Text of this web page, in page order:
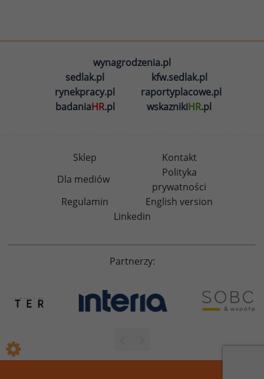
wynagrodzenia.pl
sedlak.pl
kfw.sedlak.pl
rynekpracy.pl
raportyplacowe.pl
badaniaHR.pl wskaznikiHR.pl
Sklep
Kontakt
Dla mediów
Polityka
prywatności
Regulamin
English version
Linkedin
Partnerzy: